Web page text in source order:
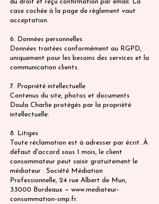
du droit et reçu confirmation par email. La
case cochée à la page de règlement vaut
acceptation.
6. Données personnelles
Données traitées conformément au RGPD,
uniquement pour les besoins des services et la
communication clients.
7. Propriété intellectuelle
Contenus du site, photos et documents
Doula Charlie protégés par la propriété
intellectuelle.
8. Litiges
Toute réclamation est à adresser par écrit. À
défaut d'accord sous 1 mois, le client
consommateur peut saisir gratuitement le
médiateur : Société Médiation
Professionnelle, 24 rue Albert de Mun,
33000 Bordeaux — www.mediateur-
consommation-smp.fr.